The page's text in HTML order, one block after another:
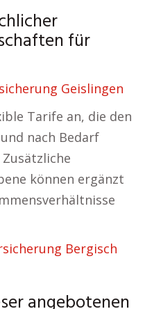
für
Geislingen
Tarife an, die den
nach Bedarf
können ergänzt
Bergisch
angebotenen